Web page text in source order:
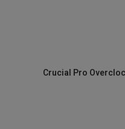
Crucial Pro